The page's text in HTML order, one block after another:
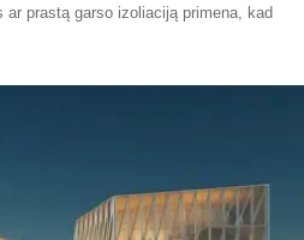
prastą garso izoliaciją primena, kad